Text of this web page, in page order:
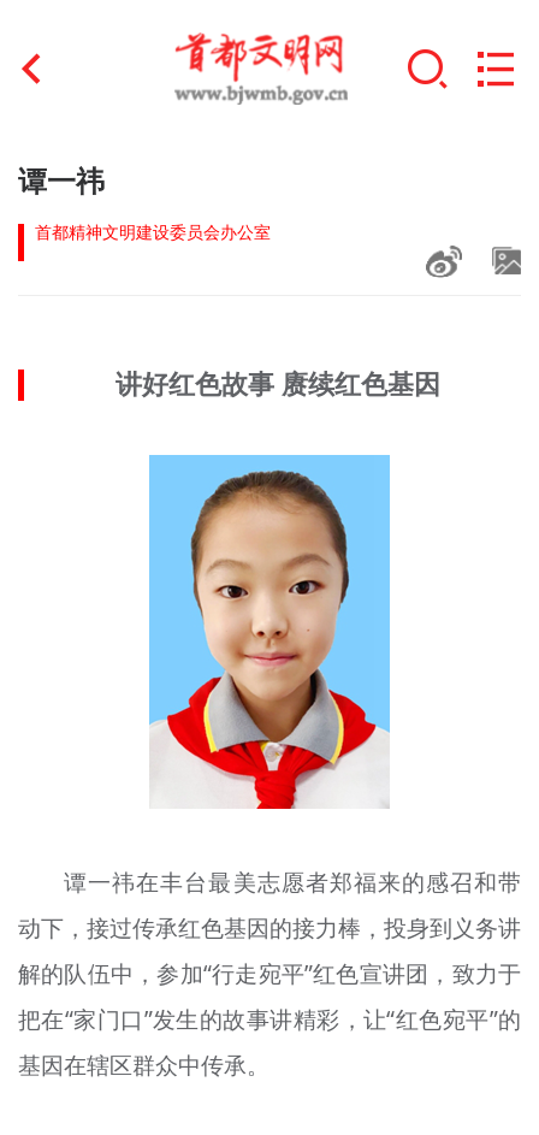
首页
文明创建
未成年人思想道德建设
北京宣传文化引导基金
宣传思想文化人才
谭一祎
首都精神文明建设委员会办公室
讲好红色故事 赓续红色基因
谭一祎在丰台最美志愿者郑福来的感召和带
动下，接过传承红色基因的接力棒，投身到义务讲
解的队伍中，参加“行走宛平”红色宣讲团，致力于
把在“家门口”发生的故事讲精彩，让“红色宛平”的
基因在辖区群众中传承。